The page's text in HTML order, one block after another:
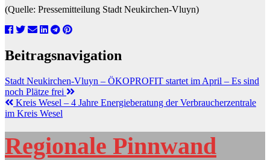
(Quelle: Pressemitteilung Stadt Neukirchen-Vluyn)
Beitragsnavigation
Stadt Neukirchen-Vluyn – ÖKOPROFIT startet im April – Es sind
noch Plätze frei
Kreis Wesel – 4 Jahre Energieberatung der Verbraucherzentrale
im Kreis Wesel
Regionale Pinnwand